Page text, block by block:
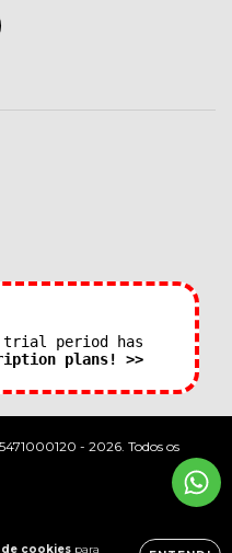
cookies para
trial period has
plans! >>
- 2026. Todos os